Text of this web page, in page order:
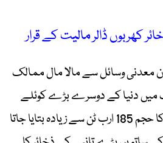
کھربوں ڈالر مالیت کے قرار
معدنی وسائل سے مالا مال ممالک
میں دنیا کے دوسرے بڑے کوئلے
کے ذخائر موجود ہیں جن کا حجم 185 ارب ٹن سے زیادہ بتایا جاتا